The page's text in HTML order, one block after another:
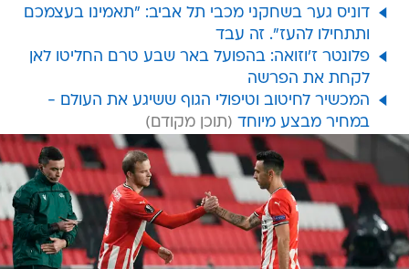
דוניס גער בשחקני מכבי תל אביב: "תאמינו בעצמכם
ותתחילו להעז". זה עבד
פלונטר ז'וזואה: בהפועל באר שבע טרם החליטו לאן
לקחת את הפרשה
המכשיר לחיטוב וטיפולי הגוף ששיגע את העולם -
במחיר מבצע מיוחד